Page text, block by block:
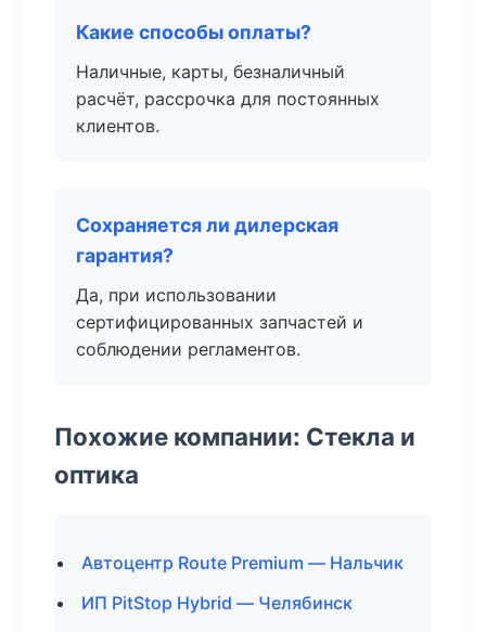
Какие способы оплаты?
Наличные, карты, безналичный
расчёт, рассрочка для постоянных
клиентов.
Сохраняется ли дилерская
гарантия?
Да, при использовании
сертифицированных запчастей и
соблюдении регламентов.
Похожие компании: Стекла и
оптика
Автоцентр Route Premium — Нальчик
ИП PitStop Hybrid — Челябинск